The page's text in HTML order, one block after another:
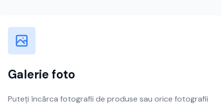
Galerie foto
Puteți încărca fotografii de produse sau orice fotografii